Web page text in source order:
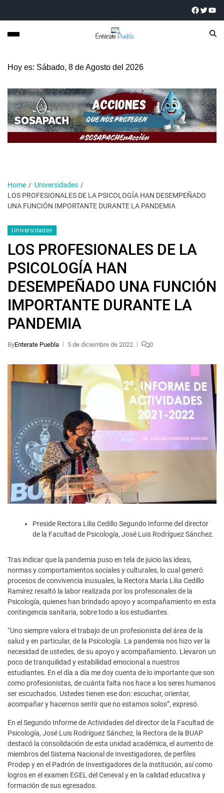
Hoy es: Sábado, 8 de Agosto del 2026
Home
Universidades
LOS PROFESIONALES DE LA PSICOLOGÍA HAN DESEMPEÑADO
UNA FUNCIÓN IMPORTANTE DURANTE LA PANDEMIA
Universidades
LOS PROFESIONALES DE LA
PSICOLOGÍA HAN
DESEMPEÑADO UNA FUNCIÓN
IMPORTANTE DURANTE LA
PANDEMIA
ByEnterate Puebla 5 de diciembre de 2022 0
Preside Rectora Lilia Cedillo Segundo Informe del director
de la Facultad de Psicología, José Luis Rodríguez Sánchez.
Tras indicar que la pandemia puso en tela de juicio las ideas,
normas y comportamientos sociales y culturales, lo cual generó
procesos de convivencia inusuales, la Rectora María Lilia Cedillo
Ramírez resaltó la labor realizada por los profesionales de la
Psicología, quienes han brindado apoyo y acompañamiento en esta
contingencia sanitaria, sobre todo a los estudiantes.
“Uno siempre valora el trabajo de un profesionista del área de la
salud y en particular, de la Psicología. La pandemia nos hizo ver la
necesidad de ustedes, de su apoyo y acompañamiento. Llevaron un
poco de tranquilidad y estabilidad emocional a nuestros
estudiantes. En el día a día me doy cuenta de lo importante que son
como profesionistas, de cuánta falta nos hace a los seres humanos
ser escuchados. Ustedes tienen ese don: escuchar, orientar,
acompañar y hacernos sentir que no estamos solos”, expresó.
En el Segundo Informe de Actividades del director de la Facultad de
Psicología, José Luis Rodríguez Sánchez, la Rectora de la BUAP
destacó la consolidación de esta unidad académica, el aumento de
miembros del Sistema Nacional de Investigadores, de perfiles
Prodep y en el Padrón de Investigadores de la institución, así como
logros en el examen EGEL del Ceneval y en la calidad educativa y
formación de sus egresados.